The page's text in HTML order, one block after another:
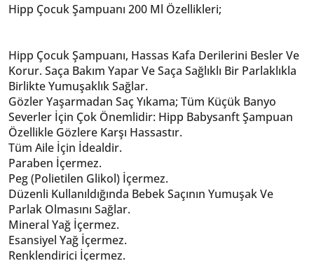
Hipp Çocuk Şampuanı 200 Ml Özellikleri;
Hipp Çocuk Şampuanı, Hassas Kafa Derilerini Besler Ve
Korur. Saça Bakım Yapar Ve Saça Sağlıklı Bir Parlaklıkla
Birlikte Yumuşaklık Sağlar.
Gözler Yaşarmadan Saç Yıkama; Tüm Küçük Banyo
Severler İçin Çok Önemlidir: Hipp Babysanft Şampuan
Özellikle Gözlere Karşı Hassastır.
Tüm Aile İçin İdealdir.
Paraben İçermez.
Peg (Polietilen Glikol) İçermez.
Düzenli Kullanıldığında Bebek Saçının Yumuşak Ve
Parlak Olmasını Sağlar.
Mineral Yağ İçermez.
Esansiyel Yağ İçermez.
Renklendirici İçermez.